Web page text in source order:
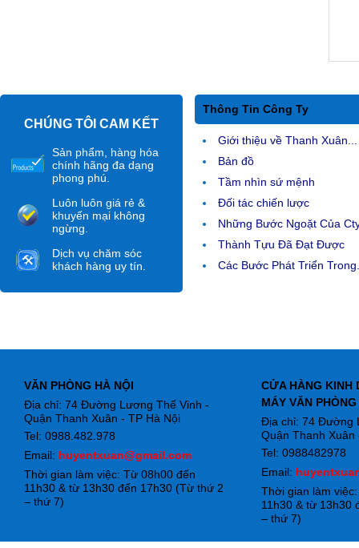
CHÚNG TÔI CAM KẾT
Sản phẩm, hàng hóa
chính hãng đa dạng
phong phú.
Luôn luôn giá rẻ &
khuyến mại không
ngừng.
Dịch vụ chăm sóc
khách hàng uy tín.
Thông Tin Công Ty
Giới thiệu về Thanh Xuân...
Bản đồ
Tầm nhìn sứ mệnh
Đối tác chiến lược
Những Bước Ngoặt Của
Thành Tựu Đã Đạt Được
Các Bước Phát Triển
VĂN PHÒNG HÀ NỘI
Địa chỉ: 74 Đường Lương Thế Vinh -
Quận Thanh Xuân - TP Hà Nội
Tel: 0988.482.978
Email: huyentxuan@gmail.com
Thời gian làm việc: Từ 08h00 đến
11h30 & từ 13h30 đến 17h30 (Từ thứ 2
– thứ 7)
CỬA HÀNG KINH
MÁY VĂN PHÒNG
Địa chỉ: 74 Đường
Quận Thanh Xuân
Tel: 0988482978
Email:
Thời gian làm
11h30 & từ 13h30
– thứ 7)